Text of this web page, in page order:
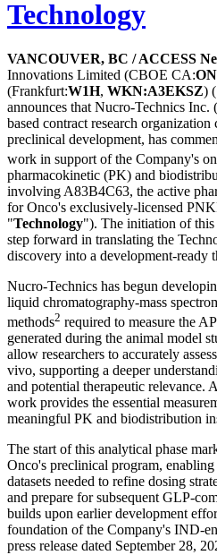
Technology
VANCOUVER, BC / ACCESS
Innovations Limited (CBOE CA:
(Frankfurt:W1H, WKN:A3EKSZ)
announces that Nucro-Technics
based contract research
preclinical development, has
work in support of the Company's
pharmacokinetic (PK) and
involving A83B4C63, the active
for Onco's exclusively-licensed
"Technology"). The initiation of this
step forward in translating the
discovery into a development-ready
Nucro-Technics has begun
liquid chromatography-mass
methods2 required to measure the
generated during the animal model
allow researchers to accurately
vivo, supporting a deeper
and potential therapeutic relevance.
work provides the essential
meaningful PK and biodistribution
The start of this analytical phase
Onco's preclinical program,
datasets needed to refine dosing
and prepare for subsequent GLP-
builds upon earlier development
foundation of the Company's IND-
press release dated September 28,